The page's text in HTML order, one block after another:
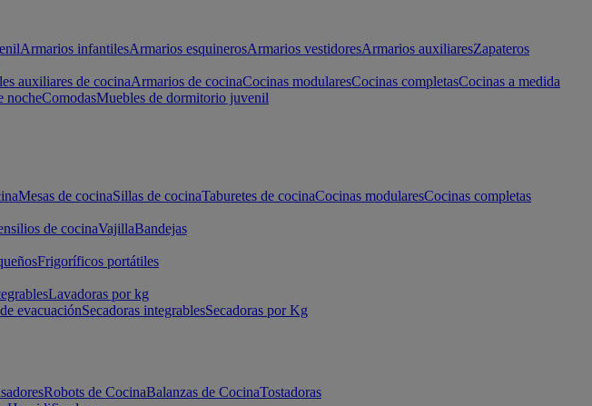
Armarios infantilesArmarios esquinerosArmarios vestidoresArmarios auxiliaresZapateros
auxiliares de cocinaArmarios de cocinaCocinas modularesCocinas completasCocinas a medida
nocheComodasMuebles de dormitorio juvenil
Mesas de cocinaSillas de cocinaTaburetes de cocinaCocinas modularesCocinas completas
de cocinaVajillaBandejas
Frigoríficos portátiles
Lavadoras por kg
evacuaciónSecadoras integrablesSecadoras por Kg
Robots de CocinaBalanzas de CocinaTostadoras